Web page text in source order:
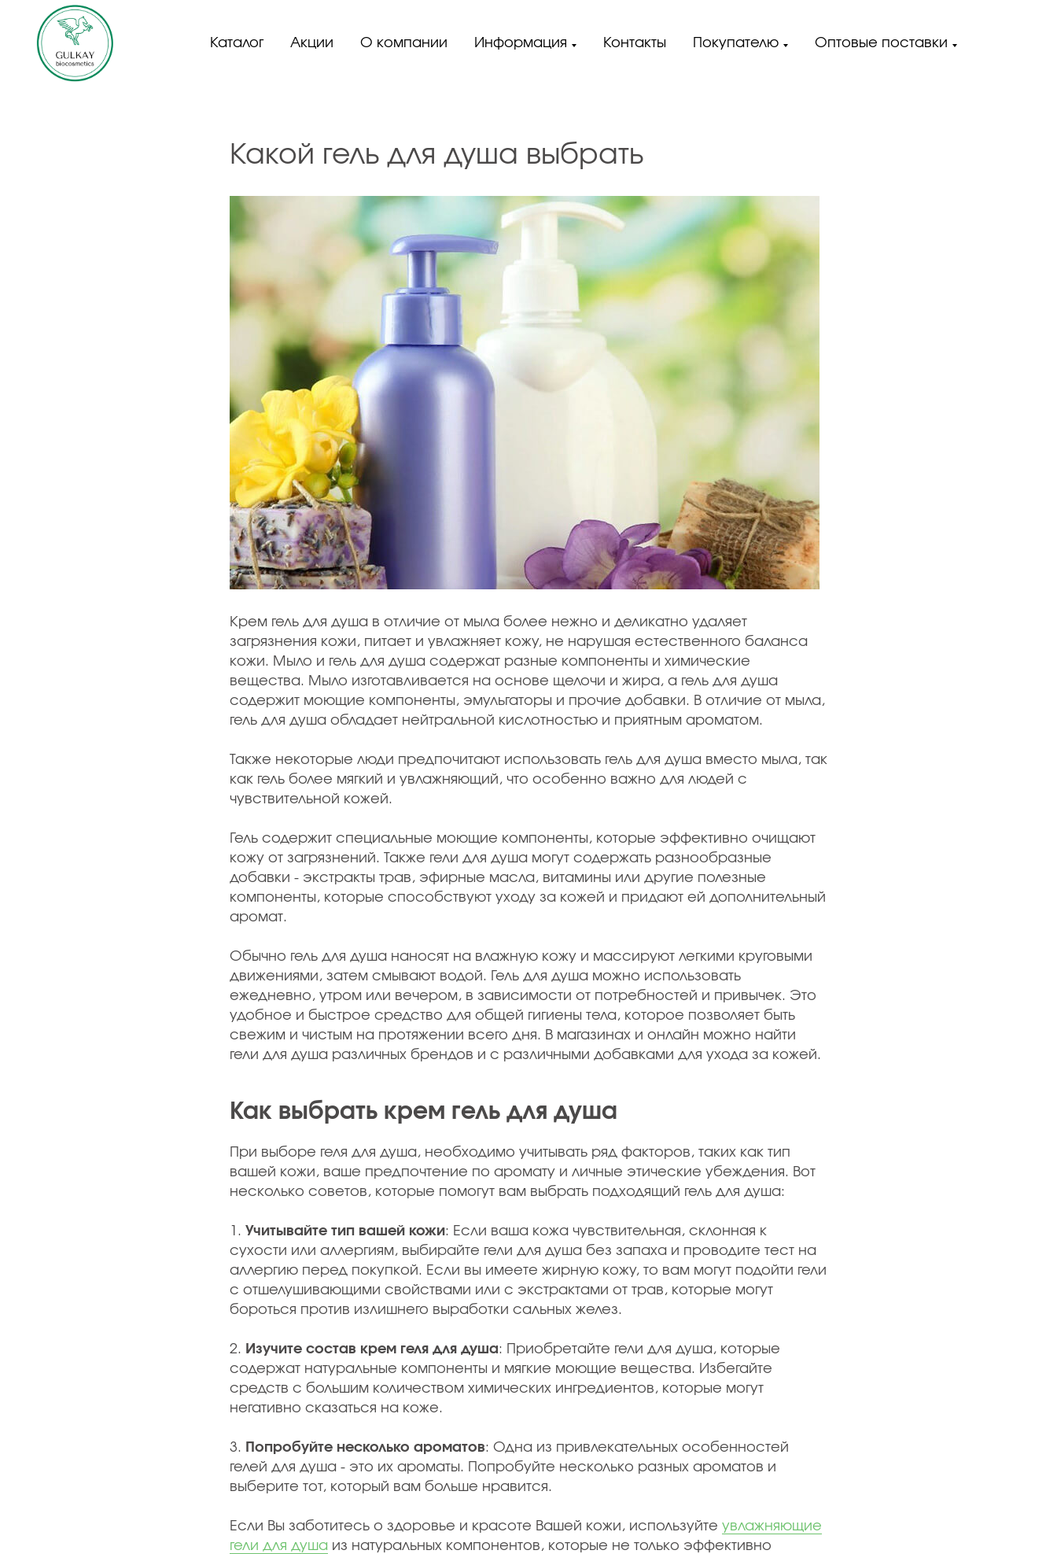
Каталог Акции О компании Информация Контакты Покупателю Оптовые поставки
Какой гель для душа выбрать
Крем гель для душа в отличие от мыла более нежно и деликатно удаляет
загрязнения кожи, питает и увлажняет кожу, не нарушая естественного баланса
кожи. Мыло и гель для душа содержат разные компоненты и химические
вещества. Мыло изготавливается на основе щелочи и жира, а гель для душа
содержит моющие компоненты, эмульгаторы и прочие добавки. В отличие от мыла,
гель для душа обладает нейтральной кислотностью и приятным ароматом.
Также некоторые люди предпочитают использовать гель для душа вместо мыла, так
как гель более мягкий и увлажняющий, что особенно важно для людей с
чувствительной кожей.
Гель содержит специальные моющие компоненты, которые эффективно очищают
кожу от загрязнений. Также гели для душа могут содержать разнообразные
добавки - экстракты трав, эфирные масла, витамины или другие полезные
компоненты, которые способствуют уходу за кожей и придают ей дополнительный
аромат.
Обычно гель для душа наносят на влажную кожу и массируют легкими круговыми
движениями, затем смывают водой. Гель для душа можно использовать
ежедневно, утром или вечером, в зависимости от потребностей и привычек. Это
удобное и быстрое средство для общей гигиены тела, которое позволяет быть
свежим и чистым на протяжении всего дня. В магазинах и онлайн можно найти
гели для душа различных брендов и с различными добавками для ухода за кожей.
Как выбрать крем гель для душа
При выборе геля для душа, необходимо учитывать ряд факторов, таких как тип
вашей кожи, ваше предпочтение по аромату и личные этические убеждения. Вот
несколько советов, которые помогут вам выбрать подходящий гель для душа:
1. Учитывайте тип вашей кожи: Если ваша кожа чувствительная, склонная к
сухости или аллергиям, выбирайте гели для душа без запаха и проводите тест на
аллергию перед покупкой. Если вы имеете жирную кожу, то вам могут подойти гели
с отшелушивающими свойствами или с экстрактами от трав, которые могут
бороться против излишнего выработки сальных желез.
2. Изучите состав крем геля для душа: Приобретайте гели для душа, которые
содержат натуральные компоненты и мягкие моющие вещества. Избегайте
средств с большим количеством химических ингредиентов, которые могут
негативно сказаться на коже.
3. Попробуйте несколько ароматов: Одна из привлекательных особенностей
гелей для душа - это их ароматы. Попробуйте несколько разных ароматов и
выберите тот, который вам больше нравится.
Если Вы заботитесь о здоровье и красоте Вашей кожи, используйте увлажняющие
гели для душа из натуральных компонентов, которые не только эффективно